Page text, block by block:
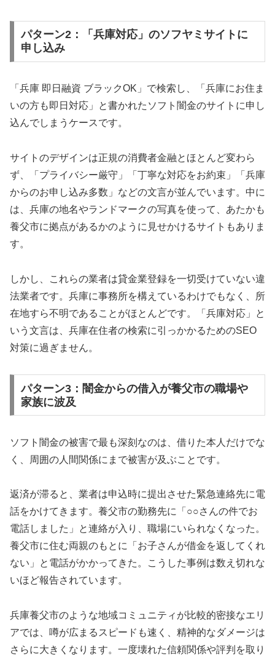
パターン2：「兵庫対応」のソフヤミサイトに
申し込み
「兵庫 即日融資 ブラックOK」で検索し、「兵庫にお住ま
いの方も即日対応」と書かれたソフト闇金のサイトに申し
込んでしまうケースです。
サイトのデザインは正規の消費者金融とほとんど変わら
ず、「プライバシー厳守」「丁寧な対応をお約束」「兵庫
からのお申し込み多数」などの文言が並んでいます。中に
は、兵庫の地名やランドマークの写真を使って、あたかも
養父市に拠点があるかのように見せかけるサイトもありま
す。
しかし、これらの業者は貸金業登録を一切受けていない違
法業者です。兵庫に事務所を構えているわけでもなく、所
在地すら不明であることがほとんどです。「兵庫対応」と
いう文言は、兵庫在住者の検索に引っかかるためのSEO
対策に過ぎません。
パターン3：闇金からの借入が養父市の職場や
家族に波及
ソフト闇金の被害で最も深刻なのは、借りた本人だけでな
く、周囲の人間関係にまで被害が及ぶことです。
返済が滞ると、業者は申込時に提出させた緊急連絡先に電
話をかけてきます。養父市の勤務先に「○○さんの件でお
電話しました」と連絡が入り、職場にいられなくなった。
養父市に住む両親のもとに「お子さんが借金を返してくれ
ない」と電話がかかってきた。こうした事例は数え切れな
いほど報告されています。
兵庫養父市のような地域コミュニティが比較的密接なエリ
アでは、噂が広まるスピードも速く、精神的なダメージは
さらに大きくなります。一度壊れた信頼関係や評判を取り